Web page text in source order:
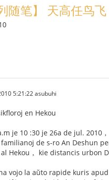
随笔】 天高任鸟飞
5:21:22 asubuhi
en Hekou
je 10 :30 je 26a de jul. 2010，
de s-ro An Deshun
Hekou， kie distancis urbon
vojo la aŭto rapide kuris